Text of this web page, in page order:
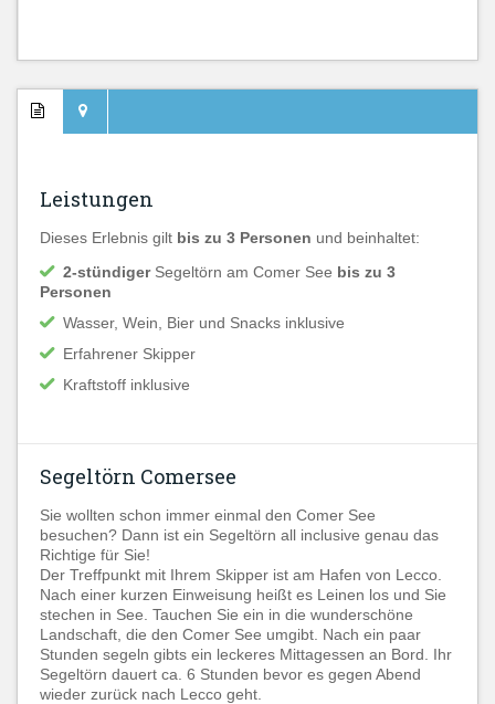
Leistungen
Dieses Erlebnis gilt bis zu 3 Personen und beinhaltet:
2-stündigerSegeltörn am Comer See bis zu 3
Personen
Wasser, Wein, Bier und Snacks inklusive
Erfahrener Skipper
Kraftstoff inklusive
Segeltörn Comersee
Sie wollten schon immer einmal den Comer See
besuchen? Dann ist ein Segeltörn all inclusive genau das
Richtige für Sie!
Der Treffpunkt mit Ihrem Skipper ist am Hafen von Lecco.
Nach einer kurzen Einweisung heißt es Leinen los und Sie
stechen in See. Tauchen Sie ein in die wunderschöne
Landschaft, die den Comer See umgibt. Nach ein paar
Stunden segeln gibts ein leckeres Mittagessen an Bord. Ihr
Segeltörn dauert ca. 6 Stunden bevor es gegen Abend
wieder zurück nach Lecco geht.